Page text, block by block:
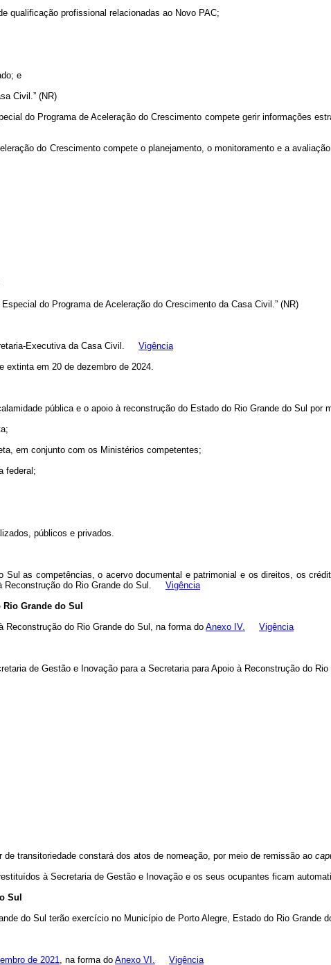
qualificação profissional relacionadas ao Novo PAC;
e
Civil.” (NR)
do Programa de Aceleração do Crescimento compete gerir informações
do Crescimento compete o planejamento, o monitoramento e a
do Programa de Aceleração do Crescimento da Casa Civil.” (NR)
Executiva da Casa Civil. Vigência
extinta em 20 de dezembro de 2024.
públicae o apoio à reconstrução do Estado do Rio Grande do Sul por
em conjunto com os Ministérios competentes;
federal;
públicos e privados.
Sul as competências, o acervodocumental e patrimonial e os direitos, os
Reconstrução do Rio Grande do Sul. Vigência
Grande do Sul
Reconstrução do Rio Grande do Sul, na forma do Anexo IV.
Vigência
de Gestão e Inovação para a Secretaria para Apoio à Reconstrução do
transitoriedade constará dos atos de nomeação, por meio de remissão ao
à Secretaria de Gestão e Inovação e os seus ocupantes ficam
Sul
do Sul terão exercício no Município de Porto Alegre, Estado do Rio
de 2021, na forma do Anexo VI. Vigência